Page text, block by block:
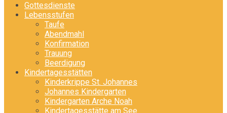
Gottesdienste
Lebensstufen
Taufe
Abendmahl
Konfirmation
Trauung
Beerdigung
Kindertagesstätten
Kinderkrippe St. Johannes
Johannes Kindergarten
Kindergarten Arche Noah
Kindertagesstätte am See